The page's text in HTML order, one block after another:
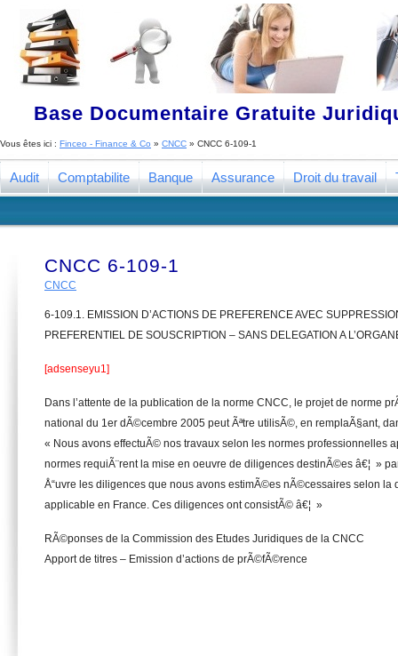
Base Documentaire Gratuite
Vous êtes ici : Finceo - Finance & Co » CNCC » CNCC 6-109-1
Audit Comptabilite Banque Assurance Droit du travail
CNCC 6-109-1
CNCC
6-109.1. EMISSION D’ACTIONS DE PREFERENCE AVEC
PREFERENTIEL DE SOUSCRIPTION – SANS DELEGATION A
[adsenseyu1]
Dans l’attente de la publication de la norme CNCC, le projet de norme
national du 1er dÃ©cembre 2005 peut Ãªtre utilisÃ©, en remplaÃ§ant,
« Nous avons effectuÃ© nos travaux selon les normes professionnelles
normes requiÃ¨rent la mise en oeuvre de diligences destinÃ©es â€¦ »
Å“uvre les diligences que nous avons estimÃ©es nÃ©cessaires selon la
applicable en France. Ces diligences ont consistÃ© â€¦ »
RÃ©ponses de la Commission des Etudes Juridiques de la CNCC
Apport de titres – Emission d’actions de prÃ©fÃ©rence